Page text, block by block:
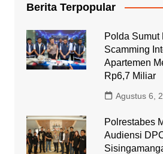
Berita Terpopular
Polda Sumut
Scamming
Apartemen
Rp6,7 Miliar
Agustus 6,
Polrestabes
Audiensi